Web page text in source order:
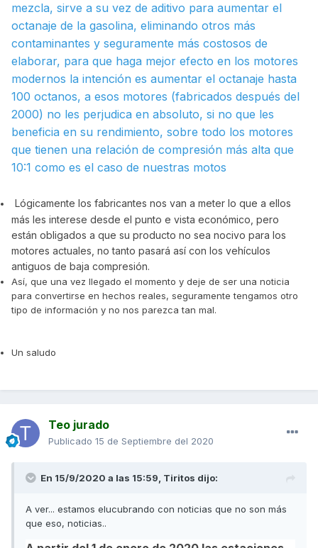
mezcla, sirve a su vez de aditivo para aumentar el
octanaje de la gasolina, eliminando otros más
contaminantes y seguramente más costosos de
elaborar, para que haga mejor efecto en los motores
modernos la intención es aumentar el octanaje hasta
100 octanos, a esos motores (fabricados después del
2000) no les perjudica en absoluto, si no que les
beneficia en su rendimiento, sobre todo los motores
que tienen una relación de compresión más alta que
10:1 como es el caso de nuestras motos
Lógicamente los fabricantes nos van a meter lo que a ellos
más les interese desde el punto e vista económico, pero
están obligados a que su producto no sea nocivo para los
motores actuales, no tanto pasará así con los vehículos
antiguos de baja compresión.
Así, que una vez llegado el momento y deje de ser una noticia
para convertirse en hechos reales, seguramente tengamos otro
tipo de información y no nos parezca tan mal.
Un saludo
Teo jurado
Publicado 15 de Septiembre del 2020
En 15/9/2020 a las 15:59, Tiritos dijo:
A ver... estamos elucubrando con noticias que no son más
que eso, noticias..